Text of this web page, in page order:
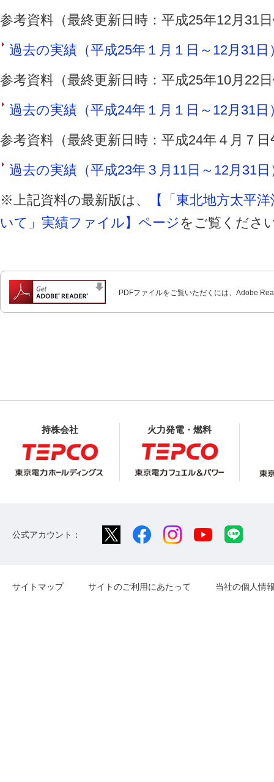
参考資料（最終更新日時：平成25年12月31
過去の実績（平成25年１月１日～12月31
参考資料（最終更新日時：平成25年10月22
過去の実績（平成24年１月１日～12月31
参考資料（最終更新日時：平成24年４月７
過去の実績（平成23年３月11日～12月31
※上記資料の最新版は、
【「東北地方太平
いて」実績ファイル】ページをご覧くださ
PDFファイルをご覧いただくには、Adobe
持株会社 火力発電・燃料
公式アカウント：
サイトマップ サイトのご利用にあたって 当社の個人情